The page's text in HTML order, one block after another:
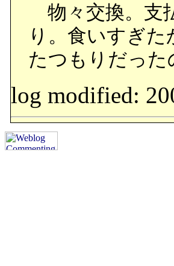
物々交換。支
り。食いすぎ
たつもりだった
log modified: